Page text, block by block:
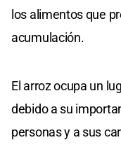
los alimentos que
acumulación.
El arroz ocupa un
debido a su
personas y a sus